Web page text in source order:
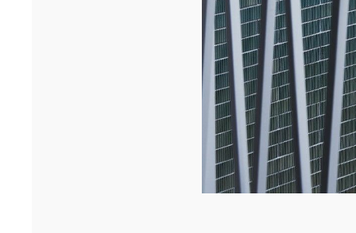
CHICAGO ARCHITECTURE BIENNIAL OPENING